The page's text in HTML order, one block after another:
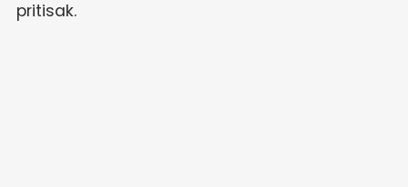
pritisak.